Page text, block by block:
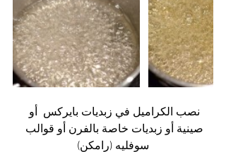
نصب الكراميل في زبديات بايركس  أو
صينية أو زبديات خاصة بالفرن أو قوالب
سوفليه (رامكن)